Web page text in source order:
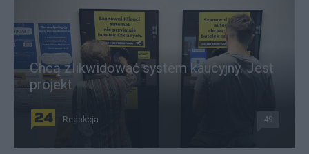
Chcą zlikwidować system kaucyjny. Jest
projekt
Redakcja 49